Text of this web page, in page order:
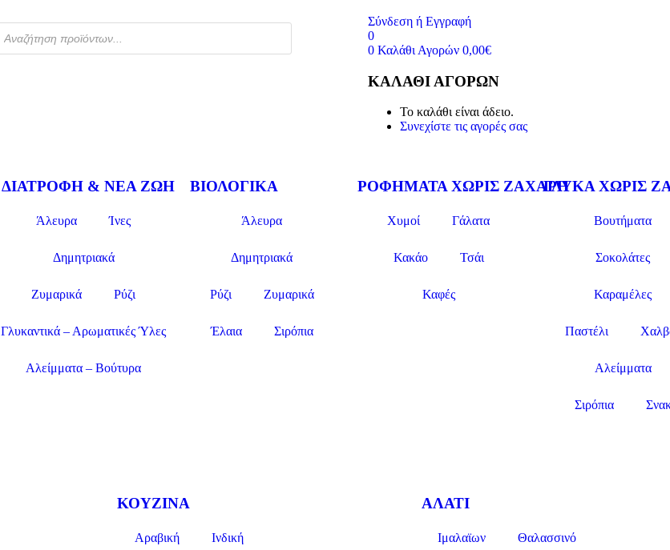
Σύνδεση ή Εγγραφή
0
0 Καλάθι Αγορών 0,00€
ΚΑΛΆΘΙ ΑΓΟΡΏΝ
Το καλάθι είναι άδειο.
Συνεχίστε τις αγορές σας
ΔΙΑΤΡΟΦΗ & ΝΕΑ ΖΩΗ
Άλευρα Ίνες
Δημητριακά
Ζυμαρικά Ρύζι
Γλυκαντικά – Αρωματικές Ύλες
Αλείμματα – Βούτυρα
ΒΙΟΛΟΓΙΚΑ
Άλευρα
Δημητριακά
Ρύζι Ζυμαρικά
Έλαια Σιρόπια
ΡΟΦΗΜΑΤΑ ΧΩΡΙΣ ΖΑΧΑΡΗ
Χυμοί Γάλατα
Κακάο Τσάι
Καφές
ΓΛΥΚΑ ΧΩΡΙΣ
Βουτήματα
Σοκολάτες
Καραμέλες
Παστέλι
Αλείμματα
Σιρόπια
ΚΟΥΖΙΝΑ
Αραβική Ινδική
ΑΛΑΤΙ
Ιμαλαϊων Θαλασσινό